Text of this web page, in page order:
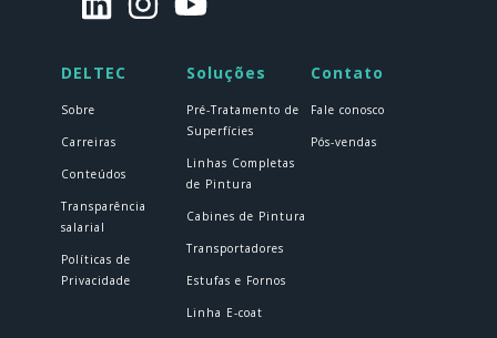
DELTEC Soluções Contato
Sobre
Carreiras
Conteúdos
Transparência
salarial
Políticas de
Privacidade
Pré-Tratamento de
Superfícies
Linhas Completas
de Pintura
Cabines de Pintura
Transportadores
Estufas e Fornos
Linha E-coat
Fale conosco
Pós-vendas